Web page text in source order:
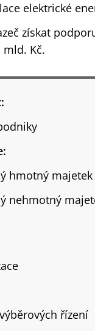
elektrické
získat
mld. Kč.
hmotný majetek
nehmotný
řízení